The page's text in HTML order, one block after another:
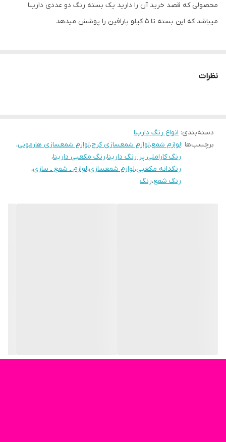
محصولی که قصد خرید آن را دارید یک بسته رنگ دو عددی دارینا
میباشد که این بسته تا ۵ کیلو پارافین را پوشش میدهد
نظرات
دسته‌بندی: انواع رنگ دارینا
برچسب‌ها :لوازم شمع،لوازم شمعسازی کرج،لوازم شمعسازی هارمونی،
رنگ کاراملی پر رنگ دارینا،رنگ مکعبی دارینا،
رنگدانه مکعبی،لوازم شمعسازی،لوازم ـ شمع ـ سازی،
رنگ شمع،رنگ